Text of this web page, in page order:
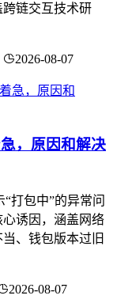
链交互技术研
2026-08-07
，原因和解决
打包中”的异常问
诱因，涵盖网络
、钱包版本过旧
2026-08-07